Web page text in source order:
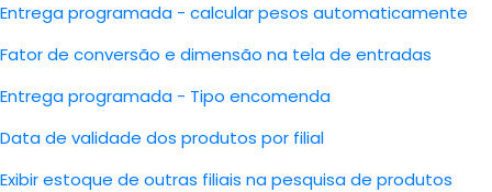
Entrega programada - calcular pesos automaticamente
Fator de conversão e dimensão na tela de entradas
Entrega programada - Tipo encomenda
Data de validade dos produtos por filial
Exibir estoque de outras filiais na pesquisa de produtos